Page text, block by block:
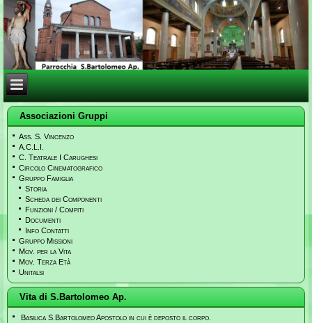
Associazioni Gruppi
Ass. S. Vincenzo
A.C.L.I.
C. Teatrale I Carughesi
Circolo Cinematografico
Gruppo Famiglia
Storia
Scheda dei Componenti
Funzioni / Compiti
Documenti
Info Contatti
Gruppo Missioni
Mov. per la Vita
Mov. Terza Età
Unitalsi
Vita di S.Bartolomeo Ap.
Basilica S.Bartolomeo Apostolo in cui è deposto il corpo.